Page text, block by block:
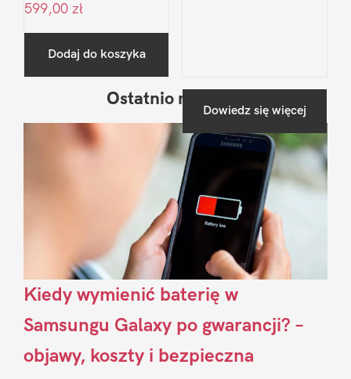
599,00 zł
Dodaj do koszyka
Dowiedz się więcej
Sidebar
Ostatnio na blogu
Kiedy wymienić baterię w
Samsungu Galaxy po gwarancji? –
objawy, koszty i bezpieczna